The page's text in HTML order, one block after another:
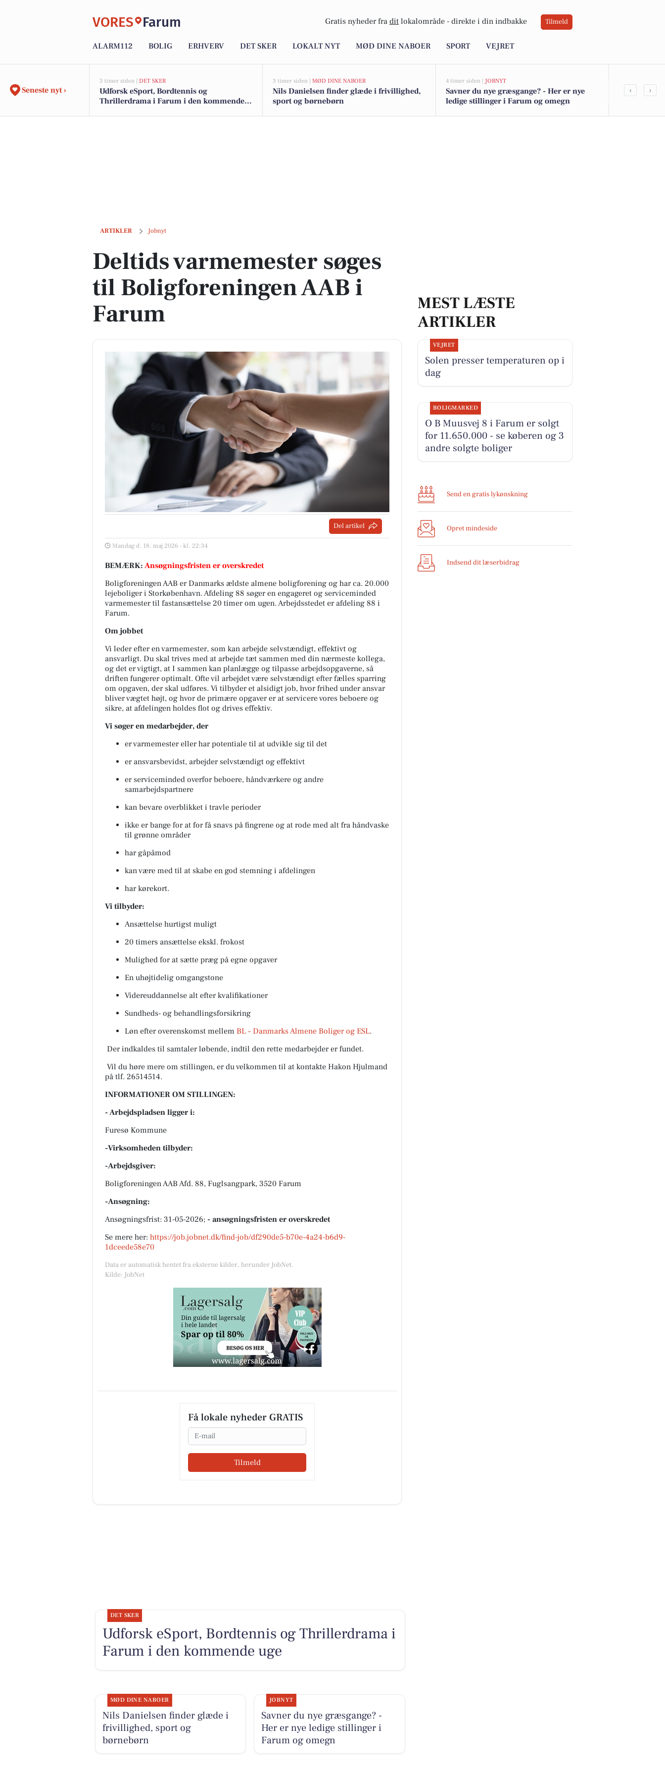
VORES Farum Gratis nyheder fra dit lokalområde - direkte i din indbakke Tilmeld
ALARM112 BOLIG ERHVERV DET SKER LOKALT NYT MØD DINE NABOER SPORT VEJRET
Seneste nyt ›
3 timer siden | DET SKER
Udforsk eSport, Bordtennis og
Thrillerdrama i Farum i den kommende
3 timer siden | MØD DINE NABOER
Nils Danielsen finder glæde i frivillighed,
sport og børnebørn
4 timer siden | JOBNYT
Savner du nye græsgange? - Her er nye
ledige stillinger i Farum og omegn
Solen
‹ ›
ARTIKLER Jobnyt
Deltids varmemester søges til Boligforeningen AAB i Farum
Deltids varmemester søges
til Boligforeningen AAB i
Farum
Del artikel
Mandag d. 18. maj 2026 - kl. 22:34
BEMÆRK: Ansøgningsfristen er overskredet
Boligforeningen AAB er Danmarks ældste almene boligforening og har ca. 20.000
lejeboliger i Storkøbenhavn. Afdeling 88 søger en engageret og serviceminded
varmemester til fastansættelse 20 timer om ugen. Arbejdsstedet er afdeling 88 i
Farum.
Om jobbet
Vi leder efter en varmemester, som kan arbejde selvstændigt, effektivt og
ansvarligt. Du skal trives med at arbejde tæt sammen med din nærmeste kollega,
og det er vigtigt, at I sammen kan planlægge og tilpasse arbejdsopgaverne, så
driften fungerer optimalt. Ofte vil arbejdet være selvstændigt efter fælles sparring
om opgaven, der skal udføres. Vi tilbyder et alsidigt job, hvor frihed under ansvar
bliver vægtet højt, og hvor de primære opgaver er at servicere vores beboere og
sikre, at afdelingen holdes flot og drives effektiv.
Vi søger en medarbejder, der
er varmemester eller har potentiale til at udvikle sig til det
er ansvarsbevidst, arbejder selvstændigt og effektivt
er serviceminded overfor beboere, håndværkere og andre
samarbejdspartnere
kan bevare overblikket i travle perioder
ikke er bange for at for få snavs på fingrene og at rode med alt fra håndvaske
til grønne områder
har gåpåmod
kan være med til at skabe en god stemning i afdelingen
har kørekort.
Vi tilbyder:
Ansættelse hurtigst muligt
20 timers ansættelse ekskl. frokost
Mulighed for at sætte præg på egne opgaver
En uhøjtidelig omgangstone
Videreuddannelse alt efter kvalifikationer
Sundheds- og behandlingsforsikring
Løn efter overenskomst mellem BL – Danmarks Almene Boliger og ESL.
Der indkaldes til samtaler løbende, indtil den rette medarbejder er fundet.
Vil du høre mere om stillingen, er du velkommen til at kontakte Hakon Hjulmand
på tlf. 26514514.
INFORMATIONER OM STILLINGEN:
- Arbejdspladsen ligger i:
Furesø Kommune
-Virksomheden tilbyder:
-Arbejdsgiver:
Boligforeningen AAB Afd. 88, Fuglsangpark, 3520 Farum
-Ansøgning:
Ansøgningsfrist: 31-05-2026; - ansøgningsfristen er overskredet
Se mere her: https://job.jobnet.dk/find-job/df290de5-b70e-4a24-b6d9-
1dceede58e70
Data er automatisk hentet fra eksterne kilder, herunder JobNet.
Kilde: JobNet
Få lokale nyheder GRATIS
Email
Tilmeld
MEST LÆSTE
ARTIKLER
VEJRET
Solen presser temperaturen op i
dag
BOLIGMARKED
O B Muusvej 8 i Farum er solgt
for 11.650.000 - se køberen og 3
andre solgte boliger
Send en gratis lykønskning
Opret mindeside
Indsend dit læserbidrag
DET SKER
Udforsk eSport, Bordtennis og Thrillerdrama i
Farum i den kommende uge
MØD DINE NABOER
Nils Danielsen finder glæde i
frivillighed, sport og
børnebørn
JOBNYT
Savner du nye græsgange? -
Her er nye ledige stillinger i
Farum og omegn